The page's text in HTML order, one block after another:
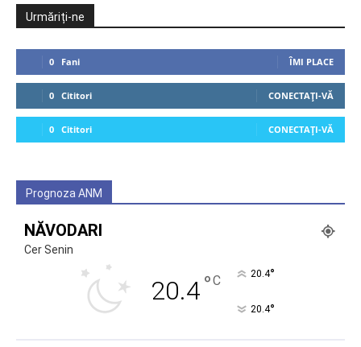
Urmăriți-ne
0 Fani ÎMI PLACE
0 Cititori CONECTAȚI-VĂ
0 Cititori CONECTAȚI-VĂ
Prognoza ANM
NĂVODARI
Cer Senin
20.4°C 20.4°
20.4°